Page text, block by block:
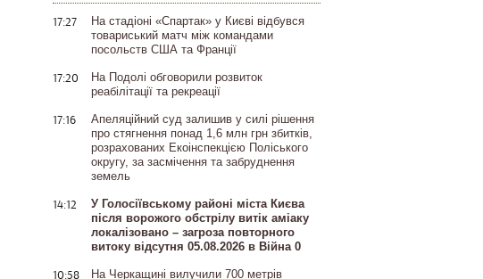
17:27
На стадіоні «Спартак» у Києві відбувся
товариський матч між командами
посольств США та Франції
17:20
На Подолі обговорили розвиток
реабілітації та рекреації
17:16
Апеляційний суд залишив у силі рішення
про стягнення понад 1,6 млн грн збитків,
розрахованих Екоінспекцією Поліського
округу, за засмічення та забруднення
земель
14:12
У Голосіївському районі міста Києва
після ворожого обстрілу витік аміаку
локалізовано – загроза повторного
витоку відсутня 05.08.2026 в Війна 0
10:58
На Черкащині вилучили 700 метрів